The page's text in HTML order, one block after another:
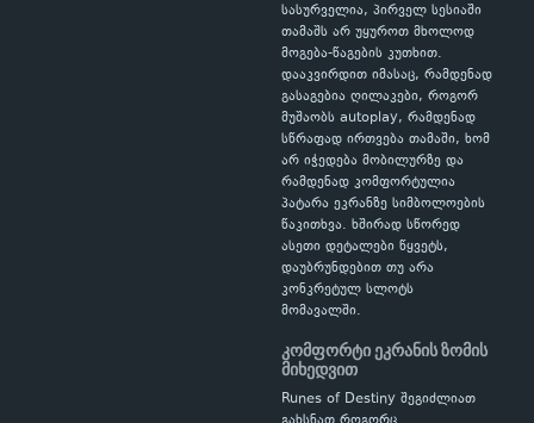
სასურველია, პირველ სესიაში
თამაშს არ უყუროთ მხოლოდ
მოგება-წაგების კუთხით.
დააკვირდით იმასაც, რამდენად
გასაგებია ღილაკები, როგორ
მუშაობს autoplay, რამდენად
სწრაფად ირთვება თამაში, ხომ
არ იჭედება მობილურზე და
რამდენად კომფორტულია
პატარა ეკრანზე სიმბოლოების
წაკითხვა. ხშირად სწორედ
ასეთი დეტალები წყვეტს,
დაუბრუნდებით თუ არა
კონკრეტულ სლოტს
მომავალში.
კომფორტი ეკრანის ზომის
მიხედვით
Runes of Destiny შეგიძლიათ